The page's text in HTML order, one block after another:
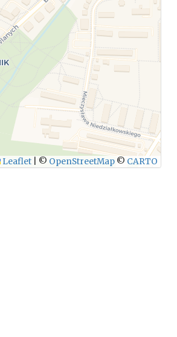
Leaflet © OpenStreetMap © CARTO